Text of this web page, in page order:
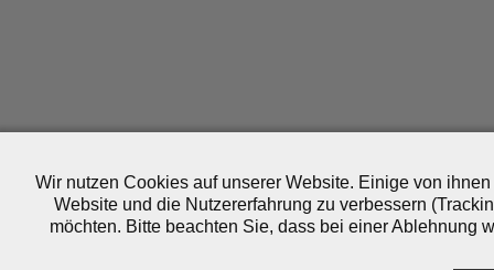
Wir nutzen Cookies auf unserer Website. Einige von
Website und die Nutzererfahrung zu verbessern
möchten. Bitte beachten Sie, dass bei einer Ablehnung